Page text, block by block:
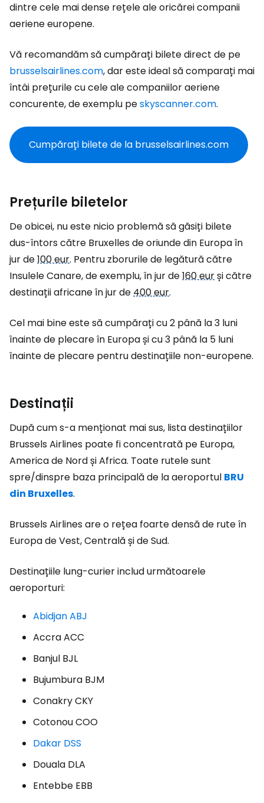
dintre cele mai dense rețele ale oricărei companii
aeriene europene.
Vă recomandăm să cumpărați bilete direct de pe
brusselsairlines.com, dar este ideal să comparați mai
întâi prețurile cu cele ale companiilor aeriene
concurente, de exemplu peskyscanner.com.
Cumpărați bilete de la brusselsairlines.com
Prețurile biletelor
De obicei, nu este nicio problemă să găsiți bilete
dus-întors către Bruxelles de oriunde din Europa în
jur de100 eur. Pentru zborurile de legătură către
Insulele Canare, de exemplu, în jur de160 eurși către
destinații africane în jur de400 eur.
Cel mai bine este să cumpărați cu 2 până la 3 luni
înainte de plecare în Europa și cu 3 până la 5 luni
înainte de plecare pentru destinațiile non-europene.
Destinații
După cum s-a menționat mai sus, lista destinațiilor
Brussels Airlines poate fi concentrată pe Europa,
America de Nord și Africa. Toate rutele sunt
spre/dinspre baza principală de la aeroportul BRU
din Bruxelles.
Brussels Airlines are o rețea foarte densă de rute în
Europa de Vest, Centrală și de Sud.
Destinațiile lung-curier includ următoarele
aeroporturi:
Abidjan ABJ
Accra ACC
Banjul BJL
Bujumbura BJM
Conakry CKY
Cotonou COO
Dakar DSS
Douala DLA
Entebbe EBB